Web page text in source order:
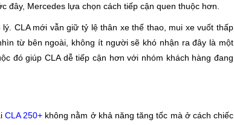
đây, Mercedes lựa chọn cách tiếp cận quen thuộc hơn.
CLA mới vẫn giữ tỷ lệ thân xe thể thao, mui xe vuốt thấp
từ bên ngoài, không ít người sẽ khó nhận ra đây là một
đó giúp CLA dễ tiếp cận hơn với nhóm khách hàng đang
CLA 250+ không nằm ở khả năng tăng tốc mà ở cách chiếc